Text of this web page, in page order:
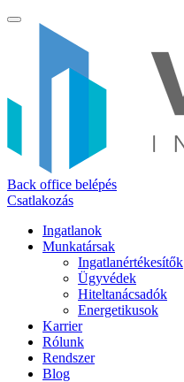
Back office belépés
Csatlakozás
Ingatlanok
Munkatársak
Ingatlanértékesítők
Ügyvédek
Hiteltanácsadók
Energetikusok
Karrier
Rólunk
Rendszer
Blog